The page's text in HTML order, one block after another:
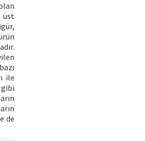
üst
ile
de